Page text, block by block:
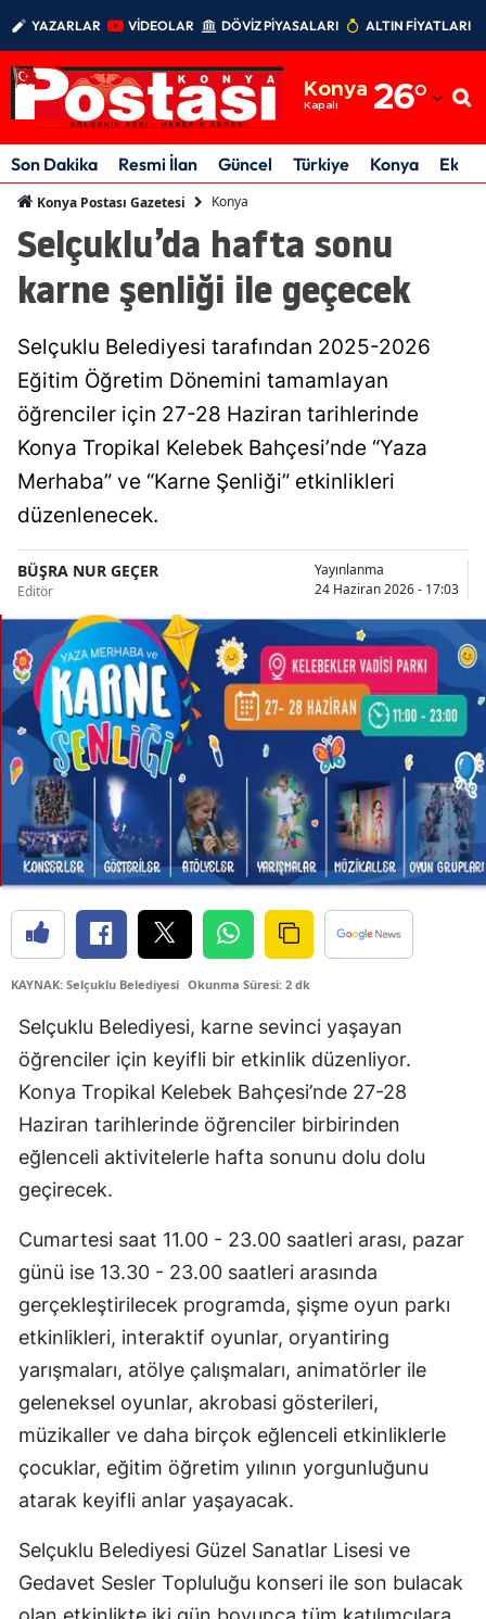
YAZARLAR VİDEOLAR DÖVİZ PİYASALARI ALTIN FİYATLARI
Konya
Kapalı 26°
Adıyaman
Afyonkarahisar
Amasya
Ankara
Artvin
Aydın
Bingöl
Bitlis
Bolu
Burdur
Bursa
Çanakkale
Çankırı
Çorum
Denizli
Diyarbakır
Elazığ
Erzincan
Erzurum
Giresun
Gümüşhane
Hatay
Isparta
İzmir
Son Dakika Resmi İlan Güncel Türkiye Konya
Konya Postası Gazetesi Konya
Selçuklu’da hafta sonu
karne şenliği ile geçecek
Selçuklu Belediyesi tarafından 2025-2026
Eğitim Öğretim Dönemini tamamlayan
öğrenciler için 27-28 Haziran tarihlerinde
Konya Tropikal Kelebek Bahçesi’nde “Yaza
Merhaba” ve “Karne Şenliği” etkinlikleri
düzenlenecek.
BÜŞRA NUR GEÇER
Editör
Yayınlanma
24 Haziran 2026 - 17:03
KAYNAK: Selçuklu Belediyesi Okunma Süresi: 2 dk
Selçuklu Belediyesi, karne sevinci yaşayan
öğrenciler için keyifli bir etkinlik düzenliyor.
Konya Tropikal Kelebek Bahçesi’nde 27-28
Haziran tarihlerinde öğrenciler birbirinden
eğlenceli aktivitelerle hafta sonunu dolu dolu
geçirecek.
Cumartesi saat 11.00 - 23.00 saatleri arası, pazar
günü ise 13.30 - 23.00 saatleri arasında
gerçekleştirilecek programda, şişme oyun parkı
etkinlikleri, interaktif oyunlar, oryantiring
yarışmaları, atölye çalışmaları, animatörler ile
geleneksel oyunlar, akrobasi gösterileri,
müzikaller ve daha birçok eğlenceli etkinliklerle
çocuklar, eğitim öğretim yılının yorgunluğunu
atarak keyifli anlar yaşayacak.
Selçuklu Belediyesi Güzel Sanatlar Lisesi ve
Gedavet Sesler Topluluğu konseri ile son bulacak